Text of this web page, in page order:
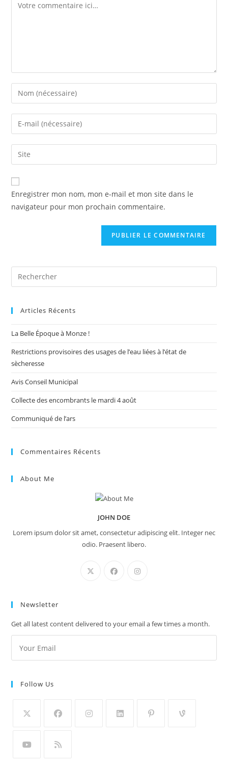
Comment
Enter
your
name
comment
Enter
your
email
address
comment
Saisir
l’URL
de
votre
(facultatif)
Enregistrer mon nom, mon e-mail et mon site dans le
navigateur pour mon prochain commentaire.
Articles Récents
La Belle Époque à Monze !
Restrictions provisoires des usages de l’eau liées à l’état de
sècheresse
Avis Conseil Municipal
Collecte des encombrants le mardi 4 août
Communiqué de l’ars
Commentaires Récents
About Me
JOHN DOE
Lorem ipsum dolor sit amet, consectetur adipiscing elit. Integer nec
odio. Praesent libero.
Newsletter
Get all latest content delivered to your email a few times a month.
Follow Us